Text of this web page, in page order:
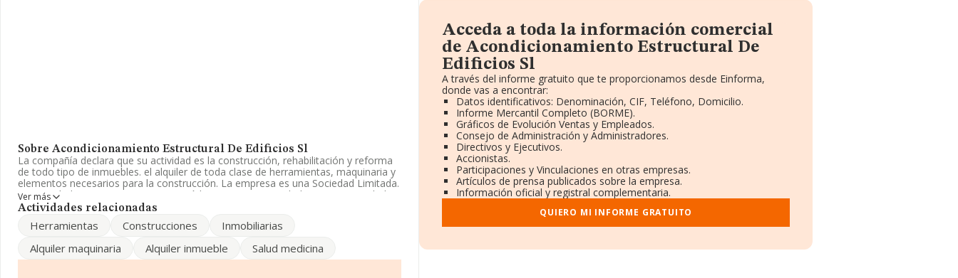
Sobre Acondicionamiento Estructural De Edificios Sl
La compañía declara que su actividad es la construcción, rehabilitación y reforma
de todo tipo de inmuebles. el alquiler de toda clase de herramientas, maquinaria y
elementos necesarios para la construcción. La empresa es una Sociedad Limitada.
Su actividad CNAE es '%cnae%' con código 4101. La sociedad no tiene actividad en
mercados exteriores.
La compañíaAcondicionamiento Estructural de Edificios S.L
municipio de Zaragoza, Aragón.
Ver más
Actividades relacionadas
Herramientas Construcciones
Inmobiliarias
Alquiler maquinaria
Alquiler inmueble Salud medicina
Acceda a toda la información comercial
de Acondicionamiento Estructural De
Edificios Sl
A través del informe gratuito que te proporcionamos desde Einforma,
donde vas a encontrar:
Datos identificativos: Denominación, CIF, Teléfono, Domicilio.
Informe Mercantil Completo (BORME).
Gráficos de Evolución Ventas y Empleados.
Consejo de Administración y Administradores.
Directivos y Ejecutivos.
Accionistas.
Participaciones y Vinculaciones en otras empresas.
Artículos de prensa publicados sobre la empresa.
Información oficial y registral complementaria.
QUIERO MI INFORME GRATUITO